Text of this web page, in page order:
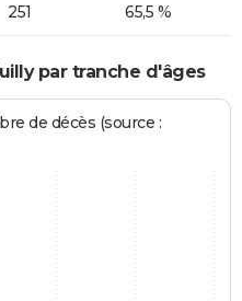
251 65,5 %
par tranche d'âges
de décès (source :